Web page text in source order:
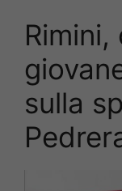
sulla